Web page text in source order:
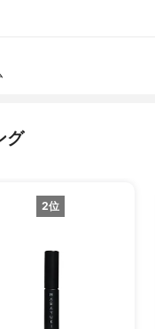
グ
2位